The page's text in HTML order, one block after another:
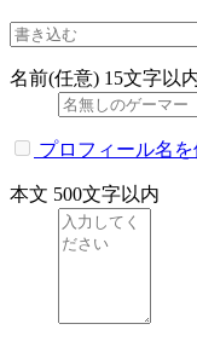
名前(任意) 15文字以
プロフィール名を
本文 500文字以内